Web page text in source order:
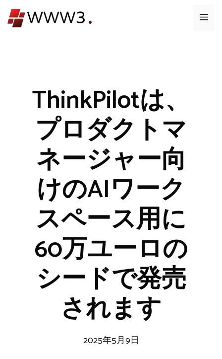
ン
メ
ThinkPilotは、
プロダクトマ
ネージャー向
けのAIワーク
スペース用に
60万ユーロの
シードで発売
されます
2025年5月9日